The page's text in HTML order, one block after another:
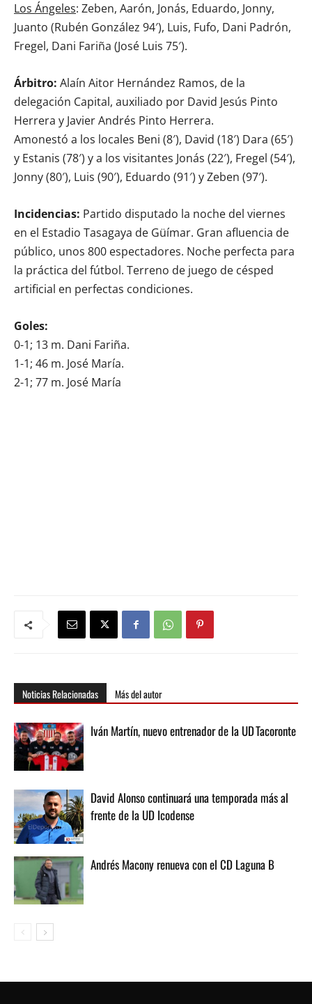
Los Ángeles: Zeben, Aarón, Jonás, Eduardo, Jonny,
Juanto (Rubén González 94′), Luis, Fufo, Dani Padrón,
Fregel, Dani Fariña (José Luis 75′).
Árbitro: Alaín Aitor Hernández Ramos, de la
delegación Capital, auxiliado por David Jesús Pinto
Herrera y Javier Andrés Pinto Herrera.
Amonestó a los locales Beni (8′), David (18′) Dara (65′)
y Estanis (78′) y a los visitantes Jonás (22′), Fregel (54′),
Jonny (80′), Luis (90′), Eduardo (91′) y Zeben (97′).
Incidencias: Partido disputado la noche del viernes
en el Estadio Tasagaya de Güímar. Gran afluencia de
público, unos 800 espectadores. Noche perfecta para
la práctica del fútbol. Terreno de juego de césped
artificial en perfectas condiciones.
Goles:
0-1; 13 m. Dani Fariña.
1-1; 46 m. José María.
2-1; 77 m. José María
Noticias Relacionadas Más del autor
Iván Martín, nuevo entrenador de la UD Tacoronte
David Alonso continuará una temporada más al
frente de la UD Icodense
Andrés Macony renueva con el CD Laguna B